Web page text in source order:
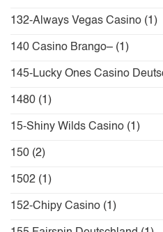
132-Always Vegas Casino (1)
140 Casino Brango– (1)
145-Lucky Ones Casino
1480 (1)
15-Shiny Wilds Casino (1)
150 (2)
1502 (1)
152-Chipy Casino (1)